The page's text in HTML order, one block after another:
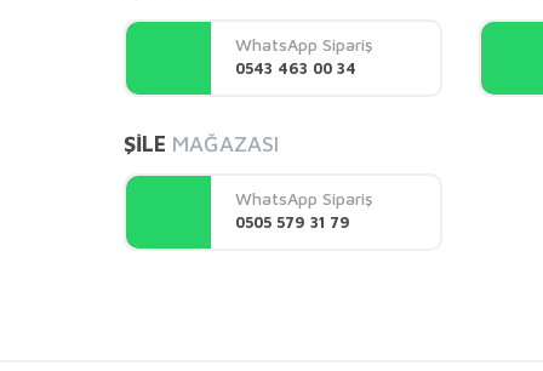
Ürün açıklamasında eksik bilgiler bulunuyor.
Ürün bilgilerinde hatalar bulunuyor.
Ürün fiyatı diğer sitelerden daha pahalı.
Bu ürüne benzer farklı alternatifler olmalı.
WhatsApp Sipariş
0543 463 00 34
ŞİLE MAĞAZASI
WhatsApp Sipariş
0505 579 31 79